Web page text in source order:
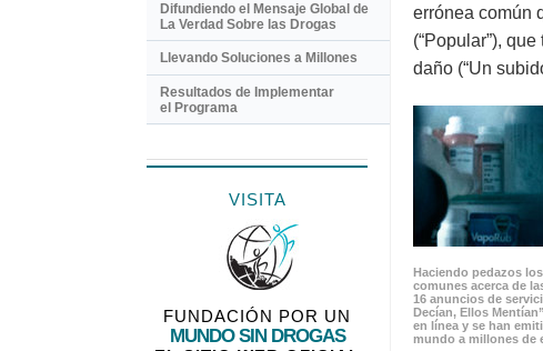
errónea común
(“Popular”),
daño (“Un
Haciendo pedazos
comunes acerca de
16 anuncios de
Decían, Ellos
en línea y se han
mundo a millones de
Difundiendo el Mensaje Global de
La Verdad Sobre las Drogas
Llevando Soluciones a Millones
Resultados de Implementar
el Programa
VISITA
FUNDACIÓN POR UN
MUNDO SIN DROGAS